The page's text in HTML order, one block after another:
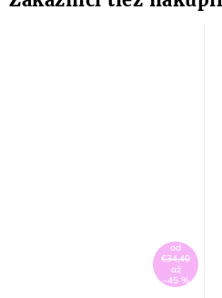
od
€34,40
až
–45 %